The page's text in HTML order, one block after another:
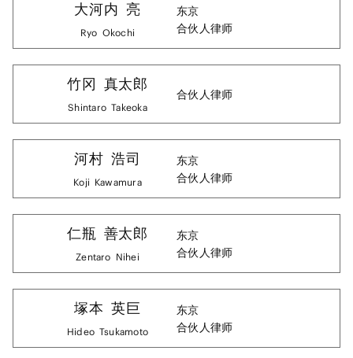
大河内 亮
Ryo Okochi
东京
合伙人律师
竹冈 真太郎
Shintaro Takeoka
合伙人律师
河村 浩司
Koji Kawamura
东京
合伙人律师
仁瓶 善太郎
Zentaro Nihei
东京
合伙人律师
塚本 英巨
Hideo Tsukamoto
东京
合伙人律师